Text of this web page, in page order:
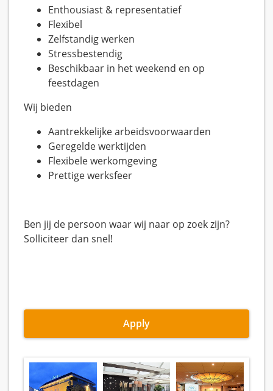
Enthousiast & representatief
Flexibel
Zelfstandig werken
Stressbestendig
Beschikbaar in het weekend en op
feestdagen
Wij bieden
Aantrekkelijke arbeidsvoorwaarden
Geregelde werktijden
Flexibele werkomgeving
Prettige werksfeer
Ben jij de persoon waar wij naar op zoek zijn?
Solliciteer dan snel!
Apply